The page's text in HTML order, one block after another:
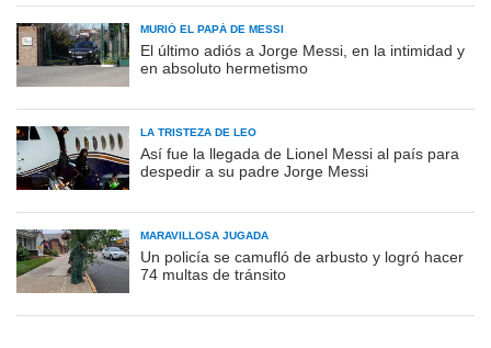
MURIÓ EL PAPÁ DE MESSI
El último adiós a Jorge Messi, en la intimidad y
en absoluto hermetismo
LA TRISTEZA DE LEO
Así fue la llegada de Lionel Messi al país para
despedir a su padre Jorge Messi
MARAVILLOSA JUGADA
Un policía se camufló de arbusto y logró hacer
74 multas de tránsito